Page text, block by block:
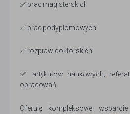
✅ prac magisterskich
✅ prac podyplomowych
✅ rozpraw doktorskich
✅ artykułów naukowych,
opracowań
Oferuję kompleksowe